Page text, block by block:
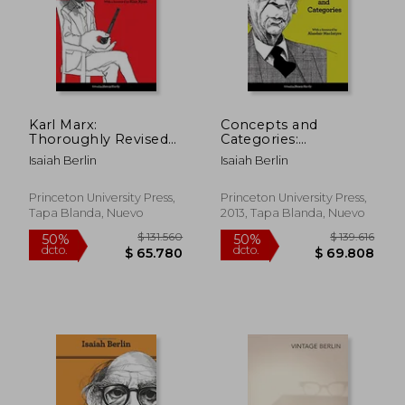
50%
dcto. $ 54.663
50%
dcto. $
Karl Marx:
Thoroughly Revised
Fifth Edition (en
Inglés)
Isaiah Berlin
Princeton University Press,
Tapa Blanda, Nuevo
Concepts and
Categories:
Philosophical Essays,
Second Edition (en
Isaiah Berlin
Princeton University Press,
2013, Tapa Blanda, Nuevo